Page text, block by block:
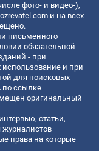
фото- и видео-),
и на всех
письменного
обязательной
- при
и при
для поисковых
по ссылке
оригинальный
статьи,
права на которые